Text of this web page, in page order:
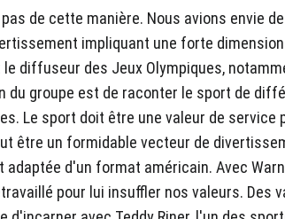
de cette manière. Nous avions envie
impliquant une forte
diffuseur des Jeux Olympiques,
du groupe est de raconter le sport de
Le sport doit être une valeur de service
être un formidable vecteur de
adaptée d'un format américain. Avec
pour lui insuffler nos valeurs. Des